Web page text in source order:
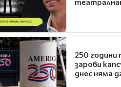
250
зарови
днес няма